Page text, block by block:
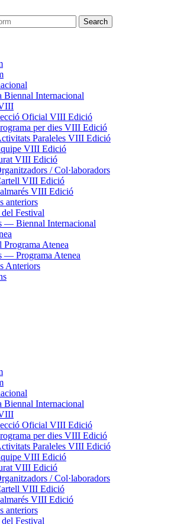
Biennal Internacional
Oficial VIII Edició
per dies VIII Edició
Paraleles VIII Edició
VIII Edició
VIII Edició
/ Col·laboradors
VIII Edició
VIII Edició
anteriors
Festival
— Biennal Internacional
Programa Atenea
— Programa Atenea
Anteriors
Biennal Internacional
Oficial VIII Edició
per dies VIII Edició
Paraleles VIII Edició
VIII Edició
VIII Edició
/ Col·laboradors
VIII Edició
VIII Edició
anteriors
Festival